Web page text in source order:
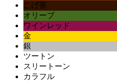
こげ茶
オリーブ
ワインレッド
金
銀
ツートン
スリートーン
カラフル